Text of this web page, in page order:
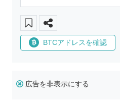
BTCアドレスを確認
広告を非表示にする